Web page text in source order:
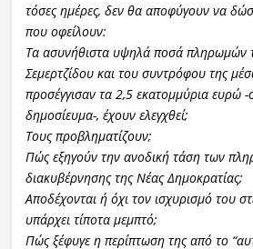
τόσες ημέρες, δεν θα αποφύγουν να
που οφείλουν:
Τα ασυνήθιστα υψηλά ποσά πληρωμών
Σεμερτζίδου και του συντρόφου της
προσέγγισαν τα 2,5 εκατομμύρια ευρώ
δημοσίευμα-, έχουν ελεγχθεί;
Τους προβληματίζουν;
Πώς εξηγούν την ανοδική τάση των
διακυβέρνησης της Νέας Δημοκρατίας;
Αποδέχονται ή όχι τον ισχυρισμό του
υπάρχει τίποτα μεμπτό;
Πώς ξέφυγε η περίπτωση της από το